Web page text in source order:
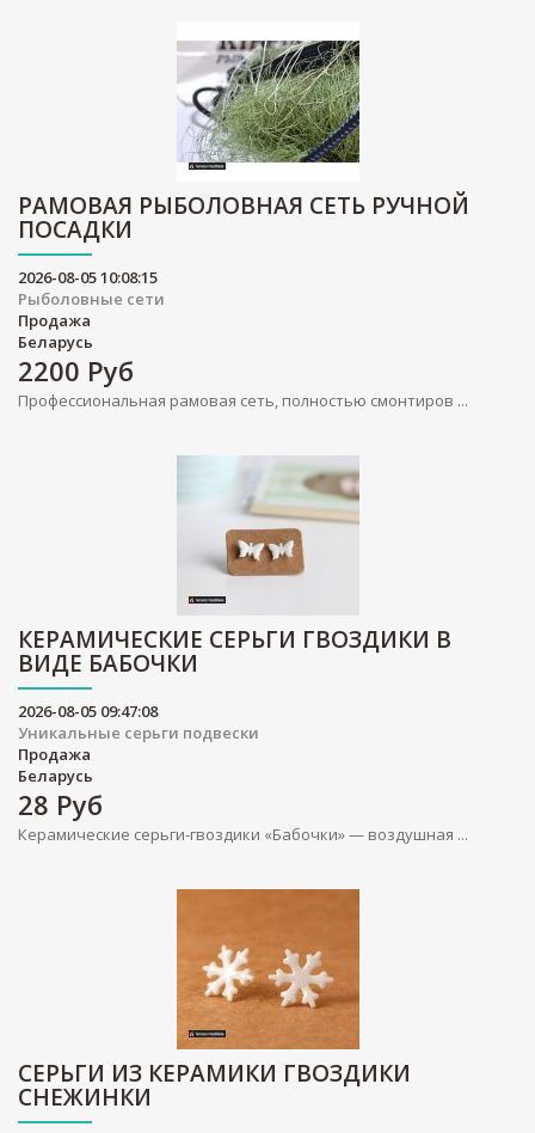
РАМОВАЯ РЫБОЛОВНАЯ СЕТЬ РУЧНОЙ
ПОСАДКИ
2026-08-05 10:08:15
Рыболовные сети
Продажа
Беларусь
2200 Руб
Профессиональная рамовая сеть, полностью смонтиров ...
КЕРАМИЧЕСКИЕ СЕРЬГИ ГВОЗДИКИ В
ВИДЕ БАБОЧКИ
2026-08-05 09:47:08
Уникальные серьги подвески
Продажа
Беларусь
28 Руб
Керамические серьги-гвоздики «Бабочки» — воздушная ...
СЕРЬГИ ИЗ КЕРАМИКИ ГВОЗДИКИ
СНЕЖИНКИ